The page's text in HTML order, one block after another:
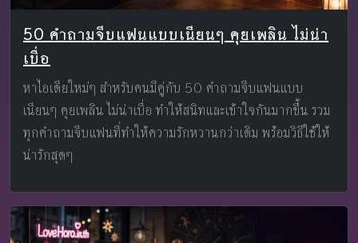
50 คำถามจีบแฟนแบบเนียนๆ คุยเพลิน ไม่น่า
เบื่อ
หาไอเดียใหม่ๆ สำหรับคนมีคู่กับ 50 คำถามจีบแฟนแบบ
เนียนๆ คุยเพลิน ไม่น่าเบื่อ ทำให้สนิทและเข้าใจกันมากขึ้น รวม
ทุกคำถามจีบแฟนที่ทำให้ความรักหวานกว่าเดิม พร้อมวิธีใช้ให้
น่ารักสุดๆ